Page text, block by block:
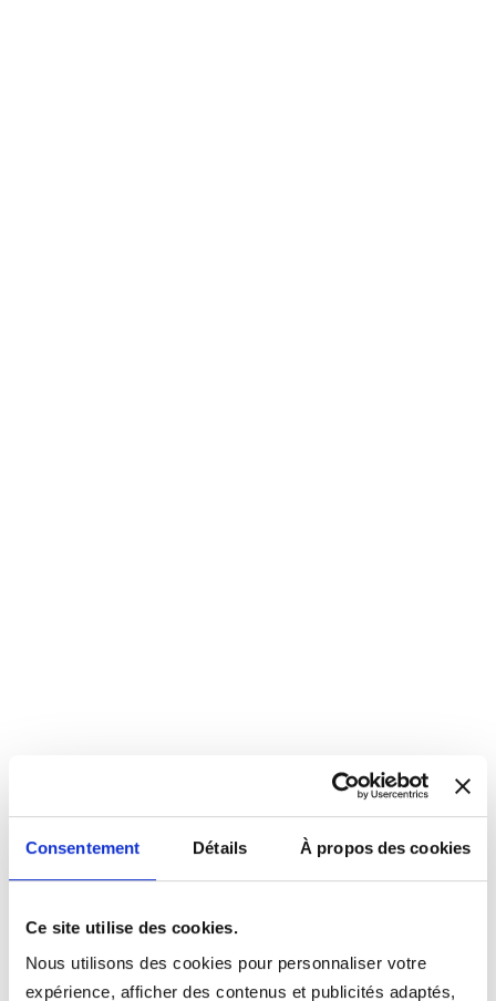
Consentement Détails À propos des cookies
Ce site utilise des cookies.
Nous utilisons des cookies pour personnaliser votre
expérience, afficher des contenus et publicités adaptés,